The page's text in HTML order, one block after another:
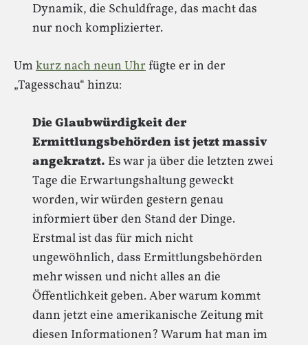
Dynamik, die Schuldfrage, das macht das
nur noch komplizierter.
Umkurz nach neun Uhrfügte er in der
„Tagesschau“ hinzu:
Die Glaubwürdigkeit der
Ermittlungsbehörden ist jetzt massiv
angekratzt. Es war ja über die letzten zwei
Tage die Erwartungshaltung geweckt
worden, wir würden gestern genau
informiert über den Stand der Dinge.
Erstmal ist das für mich nicht
ungewöhnlich, dass Ermittlungsbehörden
mehr wissen und nicht alles an die
Öffentlichkeit geben. Aber warum kommt
dann jetzt eine amerikanische Zeitung mit
diesen Informationen? Warum hat man im